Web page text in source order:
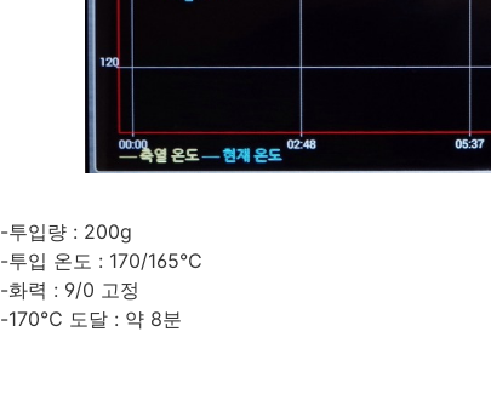
-투입량 : 200g
-투입 온도 : 170/165℃
-화력 : 9/0 고정
-170℃ 도달 : 약 8분